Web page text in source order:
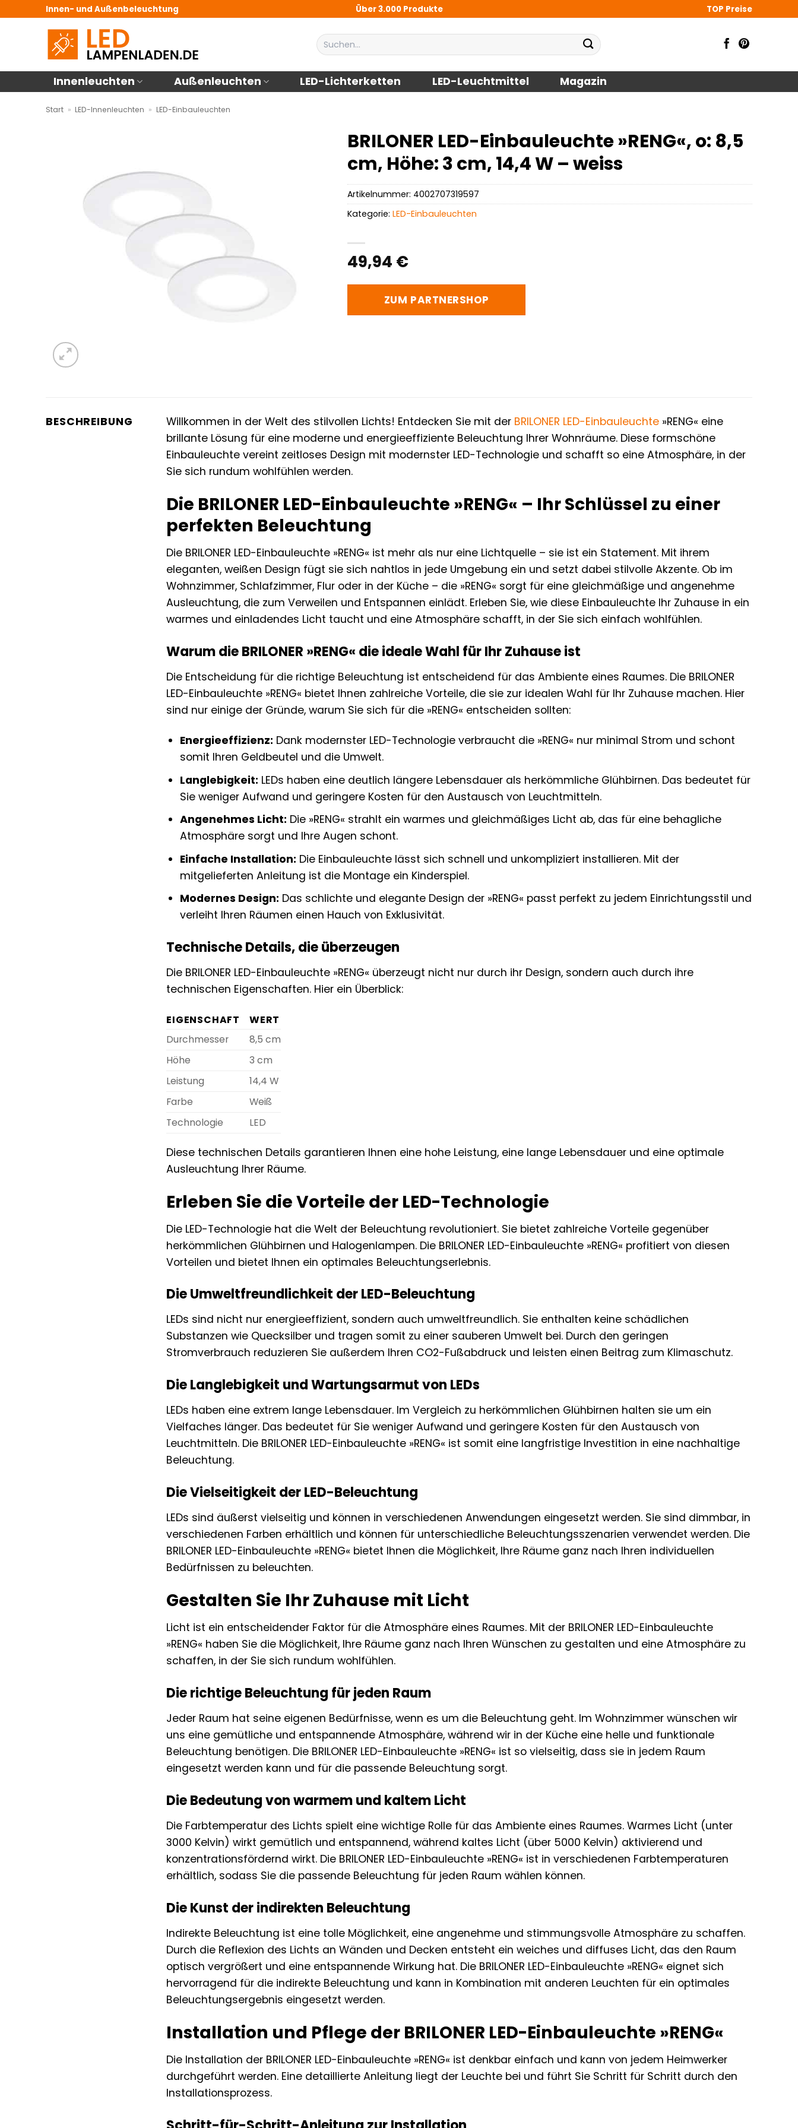
Innen- und Außenbeleuchtung Über 3.000 Produkte TOP Preise
Suchen
nach:
Innenleuchten Außenleuchten LED-Lichterketten LED-Leuchtmittel Magazin
Start » LED-Innenleuchten » LED-Einbauleuchten
BRILONER LED-Einbauleuchte »RENG«, o: 8,5
cm, Höhe: 3 cm, 14,4 W – weiss
49,94 €
ZUM PARTNERSHOP
Artikelnummer: 4002707319597
Kategorie:LED-Einbauleuchten
BESCHREIBUNG Willkommen in der Welt des stilvollen Lichts! Entdecken Sie mit der BRILONER LED-Einbauleuchte »RENG« eine
brillante Lösung für eine moderne und energieeffiziente Beleuchtung Ihrer Wohnräume. Diese formschöne
Einbauleuchte vereint zeitloses Design mit modernster LED-Technologie und schafft so eine Atmosphäre, in der
Sie sich rundum wohlfühlen werden.
Die BRILONER LED-Einbauleuchte »RENG« – Ihr Schlüssel zu einer
perfekten Beleuchtung
Die BRILONER LED-Einbauleuchte »RENG« ist mehr als nur eine Lichtquelle – sie ist ein Statement. Mit ihrem
eleganten, weißen Design fügt sie sich nahtlos in jede Umgebung ein und setzt dabei stilvolle Akzente. Ob im
Wohnzimmer, Schlafzimmer, Flur oder in der Küche – die »RENG« sorgt für eine gleichmäßige und angenehme
Ausleuchtung, die zum Verweilen und Entspannen einlädt. Erleben Sie, wie diese Einbauleuchte Ihr Zuhause in ein
warmes und einladendes Licht taucht und eine Atmosphäre schafft, in der Sie sich einfach wohlfühlen.
Warum die BRILONER »RENG« die ideale Wahl für Ihr Zuhause ist
Die Entscheidung für die richtige Beleuchtung ist entscheidend für das Ambiente eines Raumes. Die BRILONER
LED-Einbauleuchte »RENG« bietet Ihnen zahlreiche Vorteile, die sie zur idealen Wahl für Ihr Zuhause machen. Hier
sind nur einige der Gründe, warum Sie sich für die »RENG« entscheiden sollten:
Energieeffizienz: Dank modernster LED-Technologie verbraucht die »RENG« nur minimal Strom und schont
somit Ihren Geldbeutel und die Umwelt.
Langlebigkeit: LEDs haben eine deutlich längere Lebensdauer als herkömmliche Glühbirnen. Das bedeutet für
Sie weniger Aufwand und geringere Kosten für den Austausch von Leuchtmitteln.
Angenehmes Licht: Die »RENG« strahlt ein warmes und gleichmäßiges Licht ab, das für eine behagliche
Atmosphäre sorgt und Ihre Augen schont.
Einfache Installation: Die Einbauleuchte lässt sich schnell und unkompliziert installieren. Mit der
mitgelieferten Anleitung ist die Montage ein Kinderspiel.
Modernes Design: Das schlichte und elegante Design der »RENG« passt perfekt zu jedem Einrichtungsstil und
verleiht Ihren Räumen einen Hauch von Exklusivität.
Technische Details, die überzeugen
Die BRILONER LED-Einbauleuchte »RENG« überzeugt nicht nur durch ihr Design, sondern auch durch ihre
technischen Eigenschaften. Hier ein Überblick:
EIGENSCHAFT
WERT
Durchmesser
8,5 cm
Höhe
3 cm
Leistung
14,4 W
Farbe
Weiß
Technologie
LED
Diese technischen Details garantieren Ihnen eine hohe Leistung, eine lange Lebensdauer und eine optimale
Ausleuchtung Ihrer Räume.
Erleben Sie die Vorteile der LED-Technologie
Die LED-Technologie hat die Welt der Beleuchtung revolutioniert. Sie bietet zahlreiche Vorteile gegenüber
herkömmlichen Glühbirnen und Halogenlampen. Die BRILONER LED-Einbauleuchte »RENG« profitiert von diesen
Vorteilen und bietet Ihnen ein optimales Beleuchtungserlebnis.
Die Umweltfreundlichkeit der LED-Beleuchtung
LEDs sind nicht nur energieeffizient, sondern auch umweltfreundlich. Sie enthalten keine schädlichen
Substanzen wie Quecksilber und tragen somit zu einer sauberen Umwelt bei. Durch den geringen
Stromverbrauch reduzieren Sie außerdem Ihren CO2-Fußabdruck und leisten einen Beitrag zum Klimaschutz.
Die Langlebigkeit und Wartungsarmut von LEDs
LEDs haben eine extrem lange Lebensdauer. Im Vergleich zu herkömmlichen Glühbirnen halten sie um ein
Vielfaches länger. Das bedeutet für Sie weniger Aufwand und geringere Kosten für den Austausch von
Leuchtmitteln. Die BRILONER LED-Einbauleuchte »RENG« ist somit eine langfristige Investition in eine nachhaltige
Beleuchtung.
Die Vielseitigkeit der LED-Beleuchtung
LEDs sind äußerst vielseitig und können in verschiedenen Anwendungen eingesetzt werden. Sie sind dimmbar, in
verschiedenen Farben erhältlich und können für unterschiedliche Beleuchtungsszenarien verwendet werden. Die
BRILONER LED-Einbauleuchte »RENG« bietet Ihnen die Möglichkeit, Ihre Räume ganz nach Ihren individuellen
Bedürfnissen zu beleuchten.
Gestalten Sie Ihr Zuhause mit Licht
Licht ist ein entscheidender Faktor für die Atmosphäre eines Raumes. Mit der BRILONER LED-Einbauleuchte
»RENG« haben Sie die Möglichkeit, Ihre Räume ganz nach Ihren Wünschen zu gestalten und eine Atmosphäre zu
schaffen, in der Sie sich rundum wohlfühlen.
Die richtige Beleuchtung für jeden Raum
Jeder Raum hat seine eigenen Bedürfnisse, wenn es um die Beleuchtung geht. Im Wohnzimmer wünschen wir
uns eine gemütliche und entspannende Atmosphäre, während wir in der Küche eine helle und funktionale
Beleuchtung benötigen. Die BRILONER LED-Einbauleuchte »RENG« ist so vielseitig, dass sie in jedem Raum
eingesetzt werden kann und für die passende Beleuchtung sorgt.
Die Bedeutung von warmem und kaltem Licht
Die Farbtemperatur des Lichts spielt eine wichtige Rolle für das Ambiente eines Raumes. Warmes Licht (unter
3000 Kelvin) wirkt gemütlich und entspannend, während kaltes Licht (über 5000 Kelvin) aktivierend und
konzentrationsfördernd wirkt. Die BRILONER LED-Einbauleuchte »RENG« ist in verschiedenen Farbtemperaturen
erhältlich, sodass Sie die passende Beleuchtung für jeden Raum wählen können.
Die Kunst der indirekten Beleuchtung
Indirekte Beleuchtung ist eine tolle Möglichkeit, eine angenehme und stimmungsvolle Atmosphäre zu schaffen.
Durch die Reflexion des Lichts an Wänden und Decken entsteht ein weiches und diffuses Licht, das den Raum
optisch vergrößert und eine entspannende Wirkung hat. Die BRILONER LED-Einbauleuchte »RENG« eignet sich
hervorragend für die indirekte Beleuchtung und kann in Kombination mit anderen Leuchten für ein optimales
Beleuchtungsergebnis eingesetzt werden.
Installation und Pflege der BRILONER LED-Einbauleuchte »RENG«
Die Installation der BRILONER LED-Einbauleuchte »RENG« ist denkbar einfach und kann von jedem Heimwerker
durchgeführt werden. Eine detaillierte Anleitung liegt der Leuchte bei und führt Sie Schritt für Schritt durch den
Installationsprozess.